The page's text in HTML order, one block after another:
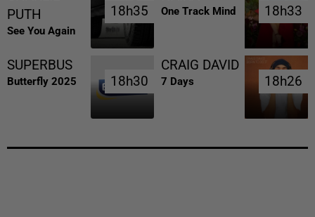
PUTH
See You Again
18h35
18h35 One Track Mind 18h33
18h33
SUPERBUS
Butterfly 2025 18h30
18h30
CRAIG DAVID
7 Days 18h26
18h26